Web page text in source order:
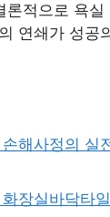
론적으로 욕실
연쇄가 성공
해사정의 실
장실바닥타